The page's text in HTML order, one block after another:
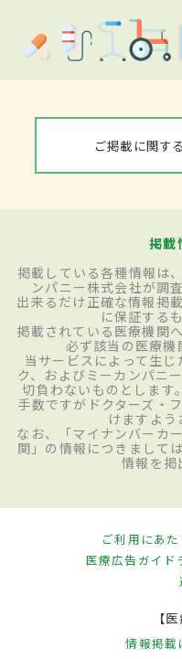
ご掲載に関す
掲載
掲載している各種情報は
ンパニー株式会社が調
出来るだけ正確な情報掲
に保証する
掲載されている医療機関
必ず該当の医療機
当サービスによって生
ク、およびミーカンパニ
切負わないものとします
手数ですがドクターズ・
けますよう
なお、「マイナンバーカ
関」の情報につきまして
情報を掲
ご利用にあた
医療広告ガイド
【
情報掲載